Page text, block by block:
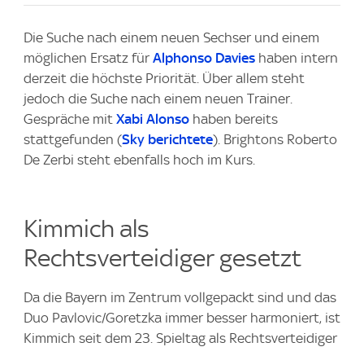
Die Suche nach einem neuen Sechser und einem
möglichen Ersatz für Alphonso Davies haben intern
derzeit die höchste Priorität. Über allem steht
jedoch die Suche nach einem neuen Trainer.
Gespräche mit Xabi Alonso haben bereits
stattgefunden (Sky berichtete). Brightons Roberto
De Zerbi steht ebenfalls hoch im Kurs.
Kimmich als
Rechtsverteidiger gesetzt
Da die Bayern im Zentrum vollgepackt sind und das
Duo Pavlovic/Goretzka immer besser harmoniert, ist
Kimmich seit dem 23. Spieltag als Rechtsverteidiger